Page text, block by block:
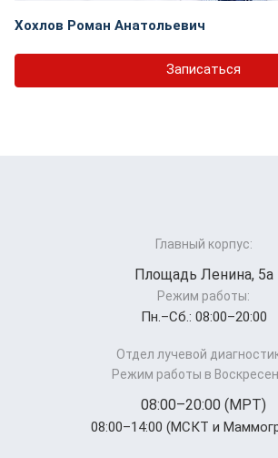
Хохлов Роман Анатольевич
Записаться
Главный корпус:
Площадь Ленина, 5а
Режим работы:
Пн.–Cб.: 08:00–20:00
Отдел лучевой
Режим работы в
08:00–20:00 (МРТ)
08:00–14:00 (МСКТ и